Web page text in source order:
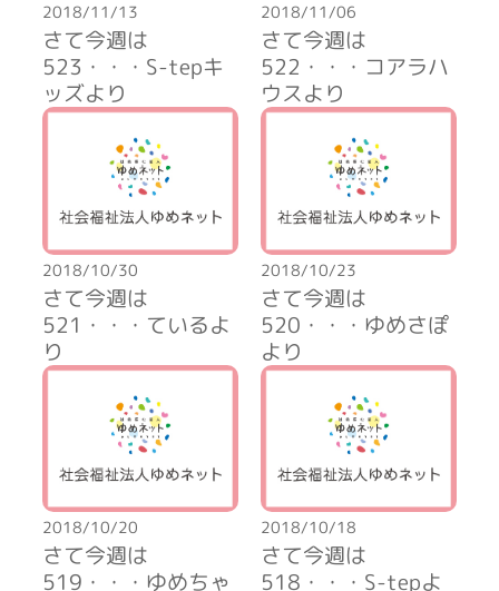
2018/11/13
さて今週は
523・・・S-tepキ
ッズより
2018/11/06
さて今週は
522・・・コアラハ
ウスより
2018/10/30
さて今週は
521・・・ているよ
り
2018/10/23
さて今週は
520・・・ゆめさぽ
より
2018/10/20
さて今週は
519・・・ゆめちゃ
2018/10/18
さて今週は
518・・・S-tepよ